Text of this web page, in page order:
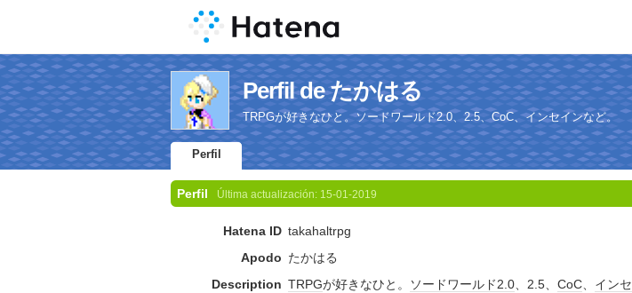
Perfil de たかはる
TRPGが好きなひと。ソードワールド2.0、2.5、CoC、インセインなど。
Perfil
Perfil Última actualización: 15-01-2019
Hatena ID takahaltrpg
Apodo たかはる
Description TRPGが好きなひと。 ソードワールド2.0、2.5、 CoC、 イン